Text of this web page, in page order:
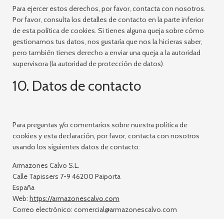
Para ejercer estos derechos, por favor, contacta con nosotros.
Por favor, consulta los detalles de contacto en la parte inferior
de esta política de cookies. Si tienes alguna queja sobre cómo
gestionamos tus datos, nos gustaría que nos la hicieras saber,
pero también tienes derecho a enviar una queja a la autoridad
supervisora (la autoridad de protección de datos).
10. Datos de contacto
Para preguntas y/o comentarios sobre nuestra política de
cookies y esta declaración, por favor, contacta con nosotros
usando los siguientes datos de contacto:
Armazones Calvo S.L.
Calle Tapissers 7-9 46200 Paiporta
España
Web: https://armazonescalvo.com
Correo electrónico: comercial@armazonescalvo.com